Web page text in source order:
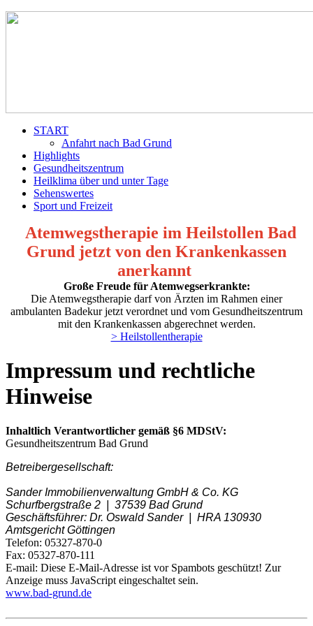
START
Anfahrt nach Bad Grund
Highlights
Gesundheitszentrum
Heilklima über und unter Tage
Sehenswertes
Sport und Freizeit
Atemwegstherapie im Heilstollen Bad
Grund jetzt von den Krankenkassen
anerkannt
Große Freude für Atemwegserkrankte:
Die Atem­wegstherapie darf von Ärzten im Rahmen einer
ambulanten Badekur jetzt verordnet und vom Gesundheits­zentrum
mit den Krankenkassen abgerechnet werden.
> Heilstollentherapie
Impressum und rechtliche
Hinweise
Inhaltlich Verantwortlicher gemäß §6 MDStV:
Gesundheitszentrum Bad Grund
Betreibergesellschaft:
Sander Immobilienverwaltung GmbH & Co. KG
Schurfbergstraße 2 | 37539 Bad Grund
Geschäftsführer: Dr. Oswald Sander | HRA 130930
Amtsgericht Göttingen
Telefon: 05327-870-0
Fax: 05327-870-111
E-mail: Diese E-Mail-Adresse ist vor Spambots geschützt! Zur
Anzeige muss JavaScript eingeschaltet sein.
www.bad-grund.de